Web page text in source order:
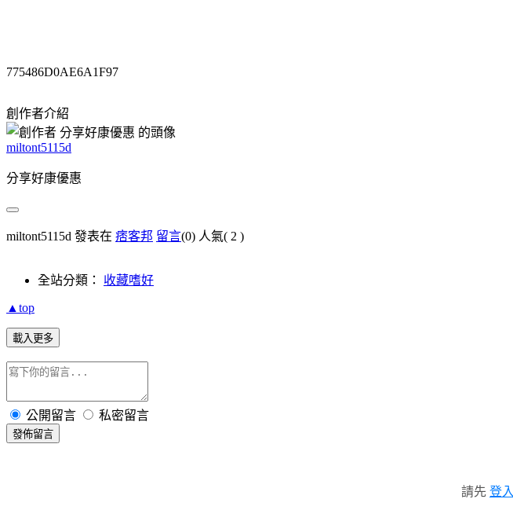
775486D0AE6A1F97
創作者介紹
miltont5115d
分享好康優惠
miltont5115d 發表在 痞客邦 留言(0) 人氣( 2 )
全站分類： 收藏嗜好
▲top
載入更多
公開留言 私密留言
發佈留言
請先 登入